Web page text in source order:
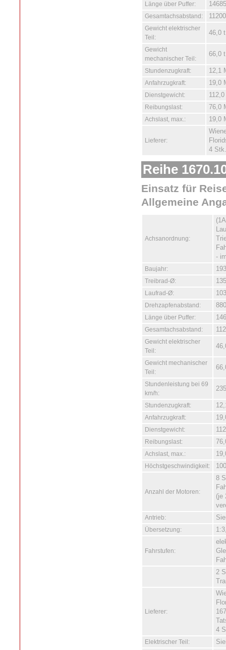
Länge über Puffer:
Gesamtachsabstand:
Gewicht elektrischer
Teil:
46,0 t
Gewicht
mechanischer Teil:
66,0 t
Stundenzugkraft:
12,1
Anfahrzugkraft:
19,0
Dienstgewicht:
Reibungslast:
76,0
Achslast, max.:
19,0
Lieferer:
4 Stk.
Reihe
Einsatz für
Allgemeine
Achsanordnung:
-
Baujahr:
Treibrad-Ø:
Laufrad-Ø:
Drehzapfenabstand:
Länge über Puffer:
Gesamtachsabstand:
Gewicht elektrischer
Teil:
Gewicht mechanischer
Teil:
Stundenleistung bei 69
km/h:
Stundenzugkraft:
Anfahrzugkraft:
Dienstgewicht:
Reibungslast:
Achslast, max.:
Höchstgeschwindigkeit:
Anzahl der Motoren:
8
(je
Antrieb:
Übersetzung:
Fahrstufen:
2
Lieferer:
4
Elektrischer Teil: